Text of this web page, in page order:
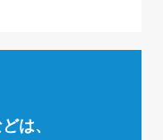
は、